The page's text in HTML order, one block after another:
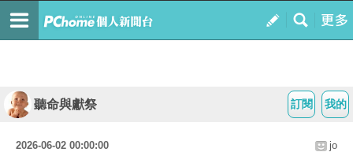
我的
訂閱
聽命與獻祭
2026-06-02 00:00:00 jo